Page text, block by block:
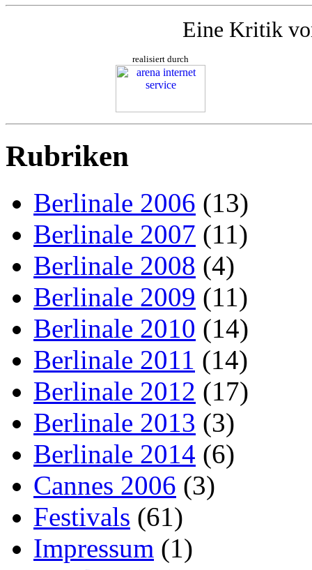
Eine Kritik
realisiert durch
Rubriken
Berlinale 2006 (13)
Berlinale 2007 (11)
Berlinale 2008 (4)
Berlinale 2009 (11)
Berlinale 2010 (14)
Berlinale 2011 (14)
Berlinale 2012 (17)
Berlinale 2013 (3)
Berlinale 2014 (6)
Cannes 2006 (3)
Festivals (61)
Impressum (1)